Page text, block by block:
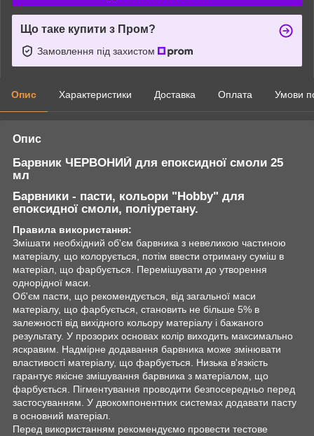
Що таке купити з Пром?
Замовлення під захистом
Опис Характеристики Доставка Оплата Умови
Опис
Барвник ЧЕРВОНИЙ для епоксидної смоли 25
мл
Барвники - пасти, кольори "Hobby" для
епоксидної смоли, поліуретану.
Правила використання:
Змішати необхідний об'єм барвника з невеликою частиною
матеріалу, що колорується, потім ввести отриману суміш в
матеріал, що фарбується. Перемішувати до утворення
однорідної маси.
Об'єм пасти, що рекомендується, від загальної маси
матеріалу, що фарбується, становить не більше 5% в
залежності від вихідного кольору матеріалу і бажаного
результату. У прозорих основах колір виходить максимально
яскравим. Надмірне додавання барвника може змінювати
властивості матеріалу, що фарбується. Низька в'язкість
гарантує якісне змішування барвника з матеріалом, що
фарбується. Пігментування проводити безпосередньо перед
застосуванням. У двокомпонентних системах додавати пасту
в основний матеріал.
Перед використанням рекомендуємо провести тестове